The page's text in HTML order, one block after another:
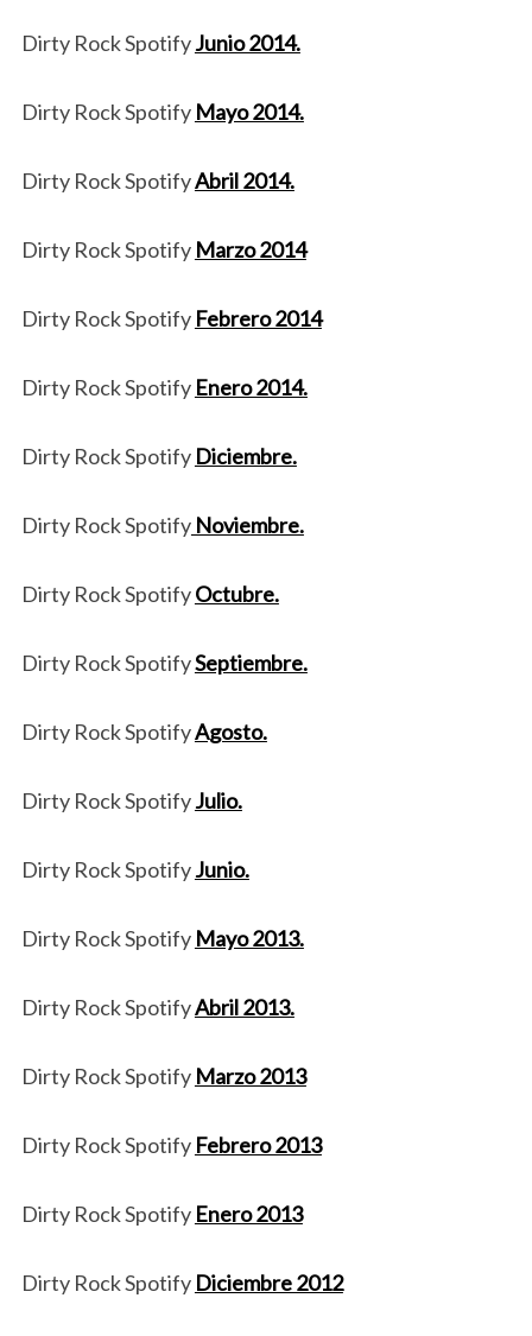
Dirty Rock SpotifyJunio 2014.
Dirty Rock Spotify Mayo 2014.
Dirty Rock SpotifyAbril 2014.
Dirty Rock Spotify Marzo 2014
Dirty Rock Spotify Febrero 2014
Dirty Rock Spotify Enero 2014.
Dirty Rock Spotify Diciembre.
Dirty Rock SpotifyNoviembre.
Dirty Rock SpotifyOctubre.
Dirty Rock SpotifySeptiembre.
Dirty Rock SpotifyAgosto.
Dirty Rock SpotifyJulio.
Dirty Rock SpotifyJunio.
Dirty Rock Spotify Mayo 2013.
Dirty Rock SpotifyAbril 2013.
Dirty Rock Spotify Marzo 2013
Dirty Rock Spotify Febrero 2013
Dirty Rock Spotify Enero 2013
Dirty Rock Spotify Diciembre 2012